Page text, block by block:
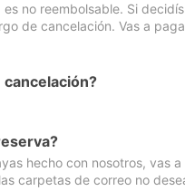
no reembolsable. Si
de cancelación. Vas a
hecho con nosotros, vas
carpetas de correo no